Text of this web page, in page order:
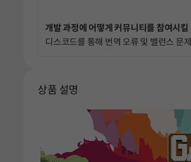
개발 과정에 어떻게 커뮤니티를 참여시
디스코드를 통해 번역 오류 및 밸런스 문
상품 설명